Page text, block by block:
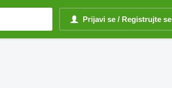
Prijavi se / Registrujte se